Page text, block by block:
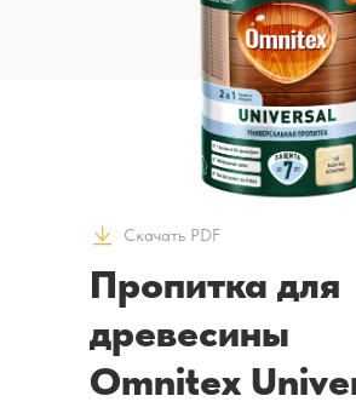
Скачать PDF
Пропитка для
древесины
Omnitex